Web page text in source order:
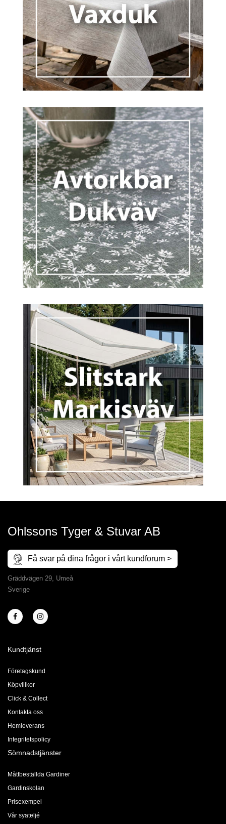
Ohlssons Tyger & Stuvar AB
Få svar på dina frågor i vårt kundforum >
Gräddvägen 29, Umeå
Sverige
Kundtjänst
Företagskund
Köpvillkor
Click & Collect
Kontakta oss
Hemleverans
Integritetspolicy
Sömnadstjänster
Måttbeställda Gardiner
Gardinskolan
Prisexempel
Vår syateljé